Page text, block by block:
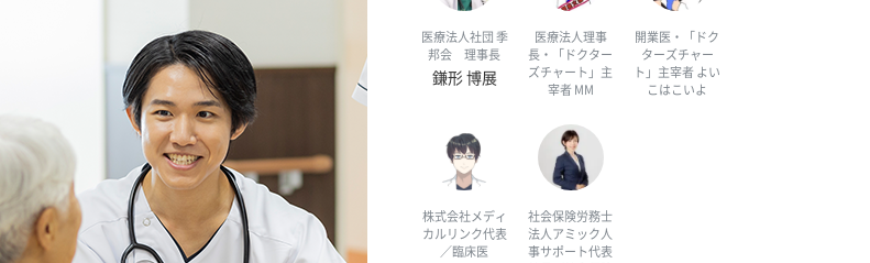
医療法人社団 季
邦会 理事長
鎌形 博展
医療法人理事
長・「ドクター
ズチャート」主
宰者 MM
開業医・「ドク
ターズチャー
ト」主宰者 よい
こはこいよ
株式会社メディ
カルリンク代表
／臨床医
社会保険労務士
法人アミック人
事サポート代表